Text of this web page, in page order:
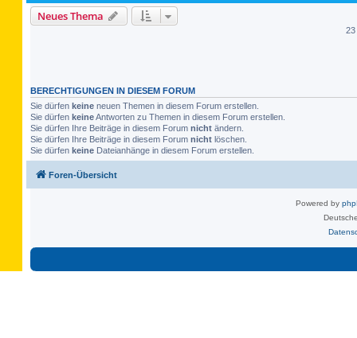
Neues Thema
23
BERECHTIGUNGEN IN DIESEM FORUM
Sie dürfen keine neuen Themen in diesem Forum erstellen.
Sie dürfen keineAntworten zu Themen in diesem Forum erstellen.
Sie dürfen Ihre Beiträge in diesem Forum nicht ändern.
Sie dürfen Ihre Beiträge in diesem Forum nicht löschen.
Sie dürfen keine Dateianhänge in diesem Forum erstellen.
Foren-Übersicht
Powered by